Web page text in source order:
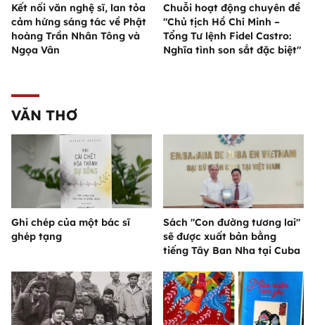
Kết nối văn nghệ sĩ, lan tỏa
cảm hứng sáng tác về Phật
hoàng Trần Nhân Tông và
Ngọa Vân
Chuỗi hoạt động chuyên đề
"Chủ tịch Hồ Chí Minh –
Tổng Tư lệnh Fidel Castro:
Nghĩa tình son sắt đặc biệt"
VĂN THƠ
Ghi chép của một bác sĩ
ghép tạng
Sách "Con đường tương lai"
sẽ được xuất bản bằng
tiếng Tây Ban Nha tại Cuba